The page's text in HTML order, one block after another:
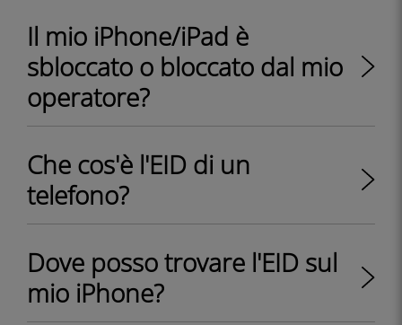
Il mio iPhone/iPad è
sbloccato o bloccato dal mio
operatore?
Che cos'è l'EID di un
telefono?
Dove posso trovare l'EID sul
mio iPhone?